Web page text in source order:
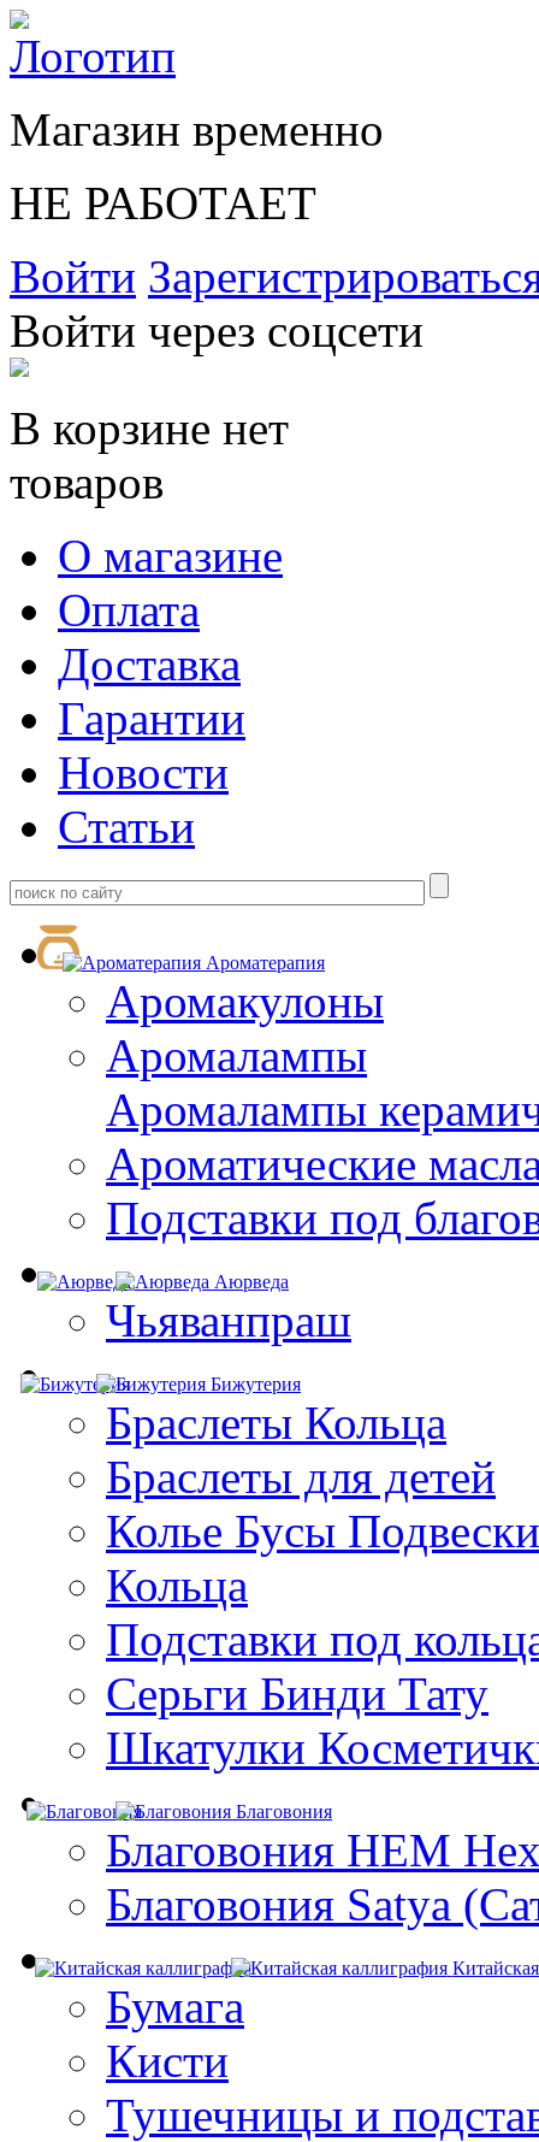
Магазин временно
НЕ РАБОТАЕТ
Войти
Войти через соцсети
В корзине нет
товаров
О магазине
Оплата
Доставка
Гарантии
Новости
Статьи
Ароматерапия
Аромакулоны
Аромалампы
Aромалампы
Ароматические
Подставки под
Аюрведа
Чьяванпраш
Бижутерия
Браслеты Кольца
Браслеты для детей
Колье Бусы Подвески
Кольца
Подставки под
Серьги Бинди Тату
Шкатулки
Благовония
Благовония HEM
Благовония Satya
Бумага
Кисти
Тушечницы и